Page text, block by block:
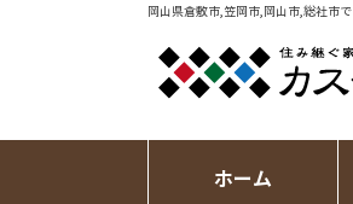
岡山県倉敷市,笠岡市,岡山市,総社市で
ホーム